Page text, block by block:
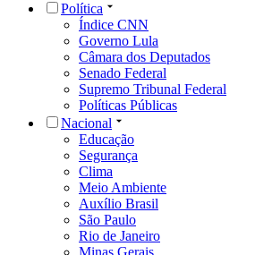
Política
Índice CNN
Governo Lula
Câmara dos Deputados
Senado Federal
Supremo Tribunal Federal
Políticas Públicas
Nacional
Educação
Segurança
Clima
Meio Ambiente
Auxílio Brasil
São Paulo
Rio de Janeiro